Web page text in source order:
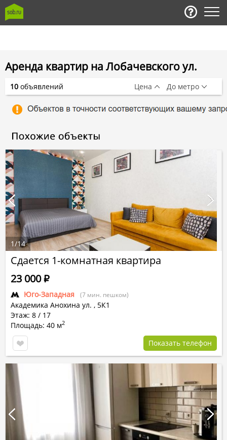
Аренда квартир на Лобачевского ул.
Сдается 1-комнатная квартира
Юго-Западная (7 мин. пешком)
Академика Анохина ул. , 5К1
Этаж: 8 / 17
Площадь: 40 м2
23 000Р
Показать телефон
1/14
10 объявлений Цена До метро